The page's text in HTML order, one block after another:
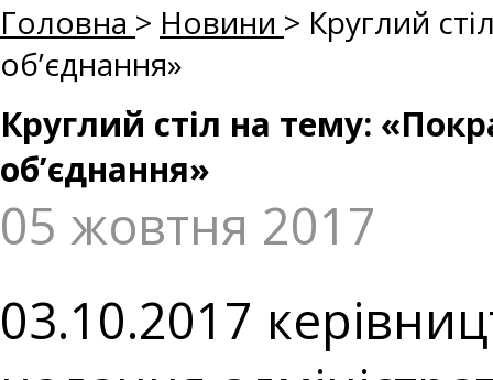
Головна > Новини > Круглий
об’єднання»
Круглий стіл на тему:
об’єднання»
05 жовтня 2017
03.10.2017